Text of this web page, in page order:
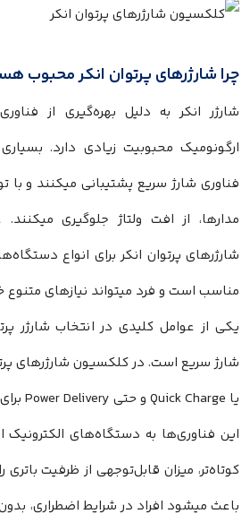
چرا شارژرهای پرتوان انکر محبوب
شارژر انکر به دلیل بهره‌گیری از
ارگونومیک محبوبیت زیادی دارد.
فناوری شارژ سریع پشتیبانی میکنند و با
مدارها، از افت ولتاژ جلوگیری
شارژرهای پرتوان انکر برای انواع
مناسب است و فرد میتواند نیازهای متنوع
یکی از عوامل کلیدی در انتخاب شارژر
این فناوری‌ها به دستگاه‌های الکترونیک
کوتاه‌تر، میزان قابل‌توجهی از ظرفیت
باعث میشود افراد در شرایط اضطراری،